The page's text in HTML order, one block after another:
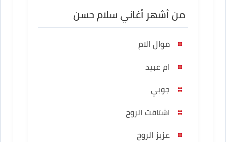
من أشهر أغاني سلام حسن
موال الام
ام عبيد
جوبي
اشتاقت الروح
عزيز الروح